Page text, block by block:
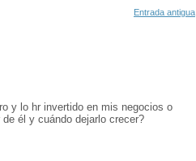
Entrada antigua
y lo hr invertido en mis negocios o
él y cuándo dejarlo crecer?